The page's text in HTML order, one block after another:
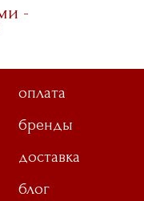
-
оплата
бренды
доставка
блог